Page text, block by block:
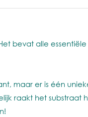
bevat alle
maar er is één
raakt het substraat